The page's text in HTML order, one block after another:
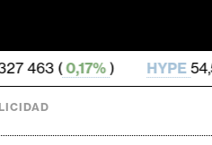
HYPE54,56 ( -3,01%)